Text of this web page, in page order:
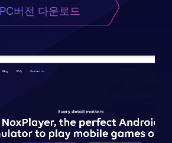
PC버전 다운로드